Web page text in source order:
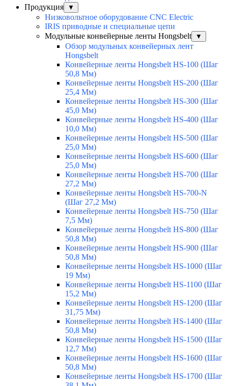
Продукция
▼
Низковольтное оборудование CNC Electric
IRIS приводные и специальные цепи
Модульные конвейерные ленты Hongsbelt
▼
Обзор модульных конвейерных лент
Hongsbelt
Конвейерные ленты Hongsbelt HS-100 (Шаг
50,8 Мм)
Конвейерные ленты Hongsbelt HS-200 (Шаг
25,4 Мм)
Конвейерные ленты Hongsbelt HS-300 (Шаг
45,0 Мм)
Конвейерные ленты Hongsbelt HS-400 (Шаг
10,0 Мм)
Конвейерные ленты Hongsbelt HS-500 (Шаг
25,0 Мм)
Конвейерные ленты Hongsbelt HS-600 (Шаг
25,0 Мм)
Конвейерные ленты Hongsbelt HS-700 (Шаг
27,2 Мм)
Конвейерные ленты Hongsbelt HS-700-N
(Шаг 27,2 Мм)
Конвейерные ленты Hongsbelt HS-750 (Шаг
7,5 Мм)
Конвейерные ленты Hongsbelt HS-800 (Шаг
50,8 Мм)
Конвейерные ленты Hongsbelt HS-900 (Шаг
50,8 Мм)
Конвейерные ленты Hongsbelt HS-1000 (Шаг
19 Мм)
Конвейерные ленты Hongsbelt HS-1100 (Шаг
15,2 Мм)
Конвейерные ленты Hongsbelt HS-1200 (Шаг
31,75 Мм)
Конвейерные ленты Hongsbelt HS-1400 (Шаг
50,8 Мм)
Конвейерные ленты Hongsbelt HS-1500 (Шаг
12,7 Мм)
Конвейерные ленты Hongsbelt HS-1600 (Шаг
50,8 Мм)
Конвейерные ленты Hongsbelt HS-1700 (Шаг